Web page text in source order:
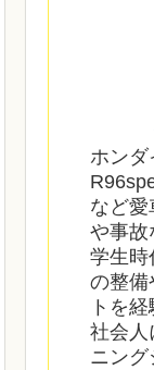
ホン
など愛
や事故
学生時
の整備
トを経
社会人
ニン